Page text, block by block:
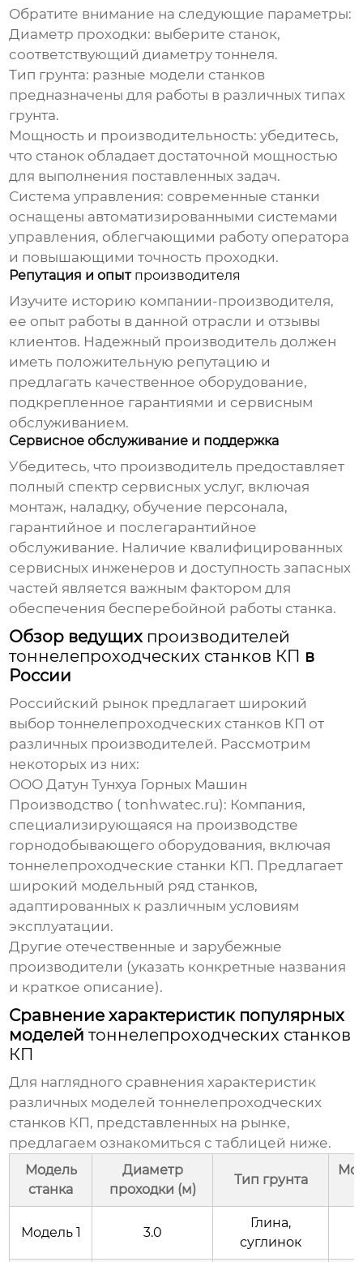
Обратите внимание на следующие параметры:
Диаметр проходки: выберите станок,
соответствующий диаметру тоннеля.
Тип грунта: разные модели станков
предназначены для работы в различных типах
грунта.
Мощность и производительность: убедитесь,
что станок обладает достаточной мощностью
для выполнения поставленных задач.
Система управления: современные станки
оснащены автоматизированными системами
управления, облегчающими работу оператора
и повышающими точность проходки.
Репутация и опыт производителя
Изучите историю компании-производителя,
ее опыт работы в данной отрасли и отзывы
клиентов. Надежный производитель должен
иметь положительную репутацию и
предлагать качественное оборудование,
подкрепленное гарантиями и сервисным
обслуживанием.
Сервисное обслуживание и поддержка
Убедитесь, что производитель предоставляет
полный спектр сервисных услуг, включая
монтаж, наладку, обучение персонала,
гарантийное и послегарантийное
обслуживание. Наличие квалифицированных
сервисных инженеров и доступность запасных
частей является важным фактором для
обеспечения бесперебойной работы станка.
Обзор ведущих производителей
тоннелепроходческих станков КП в
России
Российский рынок предлагает широкий
выбортоннелепроходческих станков КП от
различных производителей. Рассмотрим
некоторых из них:
ООО Датун Тунхуа Горных Машин
Производство (tonhwatec.ru): Компания,
специализирующаяся на производстве
горнодобывающего оборудования, включая
тоннелепроходческие станки КП. Предлагает
широкий модельный ряд станков,
адаптированных к различным условиям
эксплуатации.
Другие отечественные и зарубежные
производители (указать конкретные названия
и краткое описание).
Сравнение характеристик популярных
моделейтоннелепроходческих станков
КП
Для наглядного сравнения характеристик
различных моделейтоннелепроходческих
станков КП, представленных на рынке,
предлагаем ознакомиться с таблицей ниже.
Модель
станка
Диаметр
проходки (м)
Тип грунта
Модель 1 3.0
Глина,
суглинок